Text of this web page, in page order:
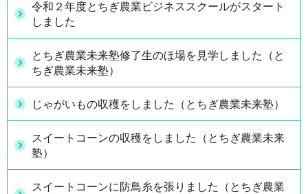
令和２年度とちぎ農業ビジネススクールがスタート
しました
とちぎ農業未来塾修了生のほ場を見学しました（と
ちぎ農業未来塾）
じゃがいもの収穫をしました（とちぎ農業未来塾）
スイートコーンの収穫をしました（とちぎ農業未来
塾）
スイートコーンに防鳥糸を張りました（とちぎ農業